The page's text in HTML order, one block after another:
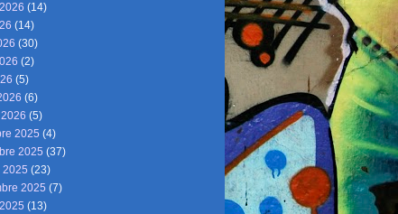
(14)
(14)
(30)
(2)
(5)
(6)
(5)
2025 (4)
2025 (37)
2025 (23)
2025 (7)
(13)